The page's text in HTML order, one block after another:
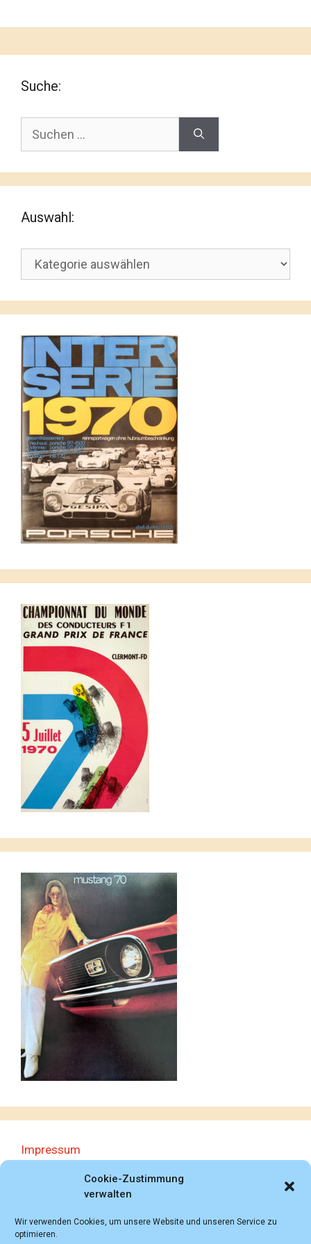
Cookie-Zustimmung
verwalten
Wir verwenden Cookies, um unsere Website und unseren Service zu
optimieren.
Suche:
nach:
Auswahl:
Auswahl:
Impressum
Datenschutzerklärung